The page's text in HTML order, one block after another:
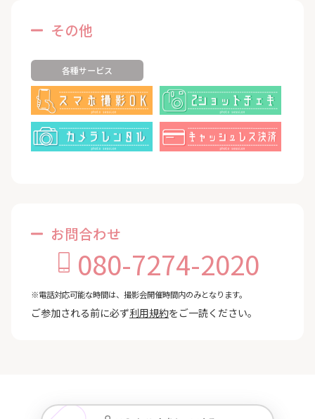
その他
各種サービス
お問合わせ
080-7274-2020
※電話対応可能な時間は、撮影会開催時間内のみとなります。
ご参加される前に必ず利用規約をご一読ください。